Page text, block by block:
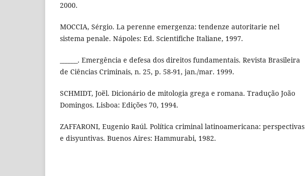
2000.
MOCCIA, Sérgio. La perenne emergenza: tendenze autoritarie nel
sistema penale. Nápoles: Ed. Scientifiche Italiane, 1997.
______. Emergência e defesa dos direitos fundamentais. Revista Brasileira
de Ciências Criminais, n. 25, p. 58-91, jan./mar. 1999.
SCHMIDT, Joël. Dicionário de mitologia grega e romana. Tradução João
Domingos. Lisboa: Edições 70, 1994.
ZAFFARONI, Eugenio Raúl. Política criminal latinoamericana: perspectivas
e disyuntivas. Buenos Aires: Hammurabi, 1982.